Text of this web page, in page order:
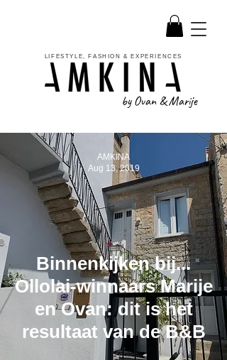
LIFESTYLE, FASHION & EXPERIENCES
by Ovan & Marije
Binnenkijken bij...
Ollolai-winnaars Marije
en Ovan: dit is het
resultaat van de B&B
AMKINA
Aug 13, 2019